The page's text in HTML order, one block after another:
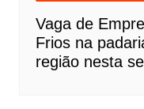
Vaga de
Frios na
região nesta